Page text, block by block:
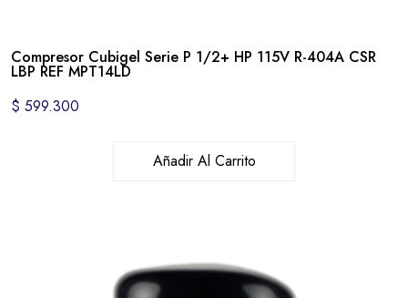
Compresor Cubigel Serie P 1/2+ HP 115V R-404A CSR
LBP REF MPT14LD
$ 599.300
Añadir Al Carrito